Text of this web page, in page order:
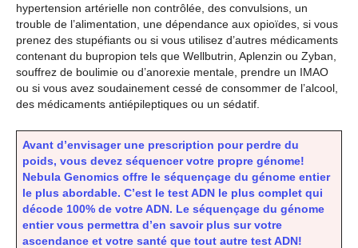
hypertension artérielle non contrôlée, des convulsions, un
trouble de l’alimentation, une dépendance aux opioïdes, si vous
prenez des stupéfiants ou si vous utilisez d’autres médicaments
contenant du bupropion tels que Wellbutrin, Aplenzin ou Zyban,
souffrez de boulimie ou d’anorexie mentale, prendre un IMAO
ou si vous avez soudainement cessé de consommer de l’alcool,
des médicaments antiépileptiques ou un sédatif.
Avant d’envisager une prescription pour perdre du
poids, vous devez séquencer votre propre génome!
Nebula Genomics offre le séquençage du génome entier
le plus abordable. C’est le test ADN le plus complet qui
décode 100% de votre ADN. Le séquençage du génome
entier vous permettra d’en savoir plus sur votre
ascendance et votre santé que tout autre test ADN!